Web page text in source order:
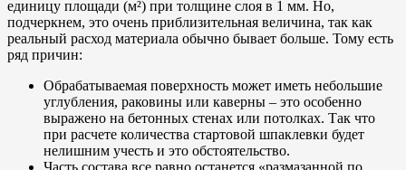
единицу площади (м²) при толщине слоя в 1 мм. Но,
подчеркнем, это очень приблизительная величина, так как
реальный расход материала обычно бывает больше. Тому есть
ряд причин:
Обрабатываемая поверхность может иметь небольшие
углубления, раковины или каверны – это особенно
выражено на бетонных стенах или потолках. Так что
при расчете количества стартовой шпаклевки будет
нелишним учесть и это обстоятельство.
Часть состава все равно останется «размазанной по